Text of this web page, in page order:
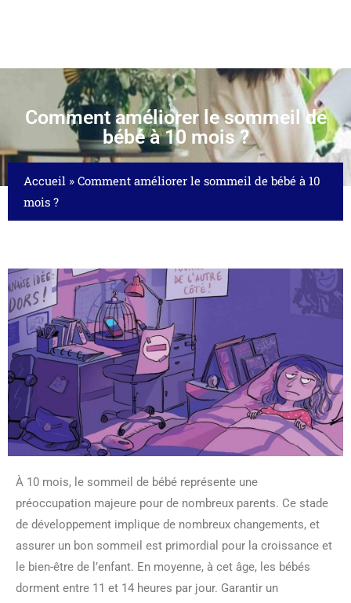
Comment améliorer le sommeil de
bébé à 10 mois ?
Accueil » Comment améliorer le sommeil de bébé à 10
mois ?
À 10 mois, le sommeil de bébé représente une
préoccupation majeure pour de nombreux parents. Ce stade
de développement implique de nombreux changements, et
assurer un bon sommeil est primordial pour la croissance et
le bien-être de l’enfant. En moyenne, à cet âge, les bébés
dorment entre 11 et 14 heures par jour. Garantir un